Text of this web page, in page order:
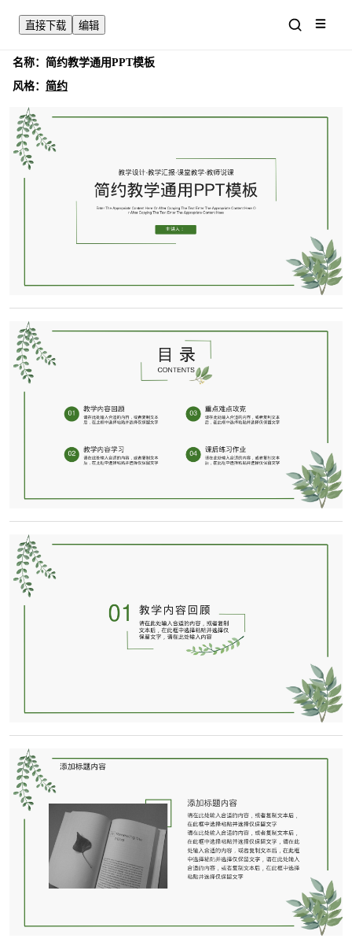
直接下载 编辑
名称： 简约教学通用PPT模板
风格： 简约